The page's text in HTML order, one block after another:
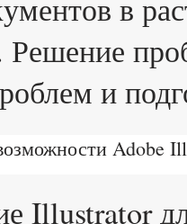
в
и
Adobe
Illustrator